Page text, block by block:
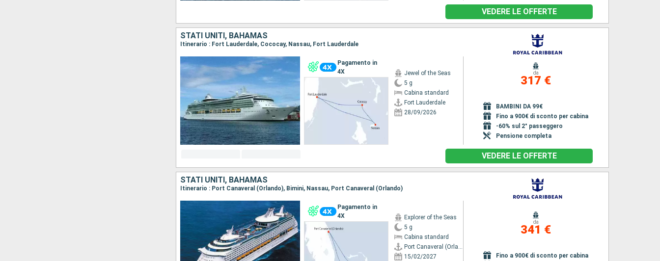
VEDERE LE OFFERTE
STATI UNITI, BAHAMAS
Itinerario : Fort Lauderdale, Cococay, Nassau, Fort Lauderdale
Pagamento in
4X
Jewel of the Seas
5 g
Cabina standard
Fort Lauderdale
28/09/2026
da
317 €
BAMBINI DA 99€
Fino a 900€ di sconto per cabina
-60% sul 2° passeggero
Pensione completa
VEDERE LE OFFERTE
STATI UNITI, BAHAMAS
Itinerario : Port Canaveral (Orlando), Bimini, Nassau, Port Canaveral (Orlando)
Pagamento in
4X
Explorer of the Seas
5 g
Cabina standard
Port Canaveral (Orlando)
15/02/2027
da
341 €
Fino a 900€ di sconto per cabina